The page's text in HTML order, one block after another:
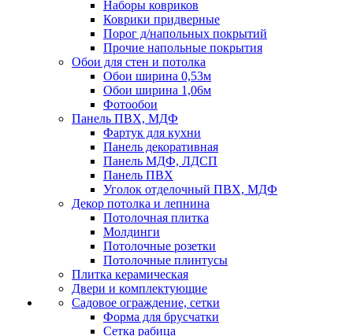
Наборы ковриков
Коврики придверные
Порог д/напольных покрытий
Прочие напольные покрытия
Обои для стен и потолка
Обои ширина 0,53м
Обои ширина 1,06м
Фотообои
Панель ПВХ, МДФ
Фартук для кухни
Панель декоративная
Панель МДФ, ЛДСП
Панель ПВХ
Уголок отделочный ПВХ, МДФ
Декор потолка и лепнина
Потолочная плитка
Молдинги
Потолочные розетки
Потолочные плинтусы
Плитка керамическая
Двери и комплектующие
Садовое ограждение, сетки
Форма для брусчатки
Сетка рабица